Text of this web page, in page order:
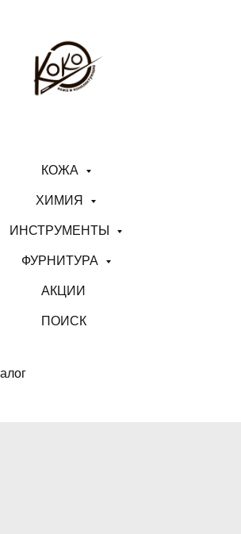
КОЖА
ХИМИЯ
ИНСТРУМЕНТЫ
ФУРНИТУРА
АКЦИИ
ПОИСК